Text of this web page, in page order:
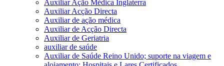
Auxiliar Ação Médica Inglaterra
Auxiliar Acção Directa
Auxiliar de ação médica
Auxiliar de Acção Directa
Auxiliar de Geriatria
auxiliar de saúde
Auxiliar de Saúde Reino Unido; suporte na viagem e